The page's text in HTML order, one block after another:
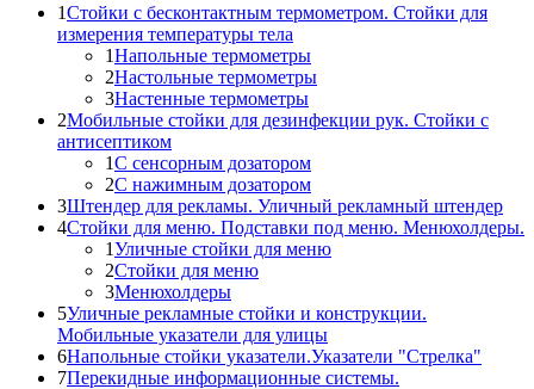
1Стойки с бесконтактным термометром. Стойки для
измерения температуры тела
1Напольные термометры
2Настольные термометры
3Настенные термометры
2Мобильные стойки для дезинфекции рук. Стойки с
антисептиком
1С сенсорным дозатором
2С нажимным дозатором
3Штендер для рекламы. Уличный рекламный штендер
4Стойки для меню. Подставки под меню. Менюхолдеры.
1Уличные стойки для меню
2Стойки для меню
3Менюхолдеры
5Уличные рекламные стойки и конструкции.
Мобильные указатели для улицы
6Напольные стойки указатели.Указатели "Стрелка"
7Перекидные информационные системы.